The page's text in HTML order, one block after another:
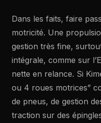
Dans les faits, faire
motricité. Une
gestion très fine,
intégrale, comme sur
nette en relance. Si
ou 4 roues motrices”
de pneus, de gestion
traction sur des